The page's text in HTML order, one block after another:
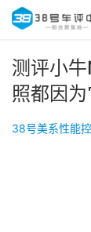
测评小
照都因为
38号美系性能控